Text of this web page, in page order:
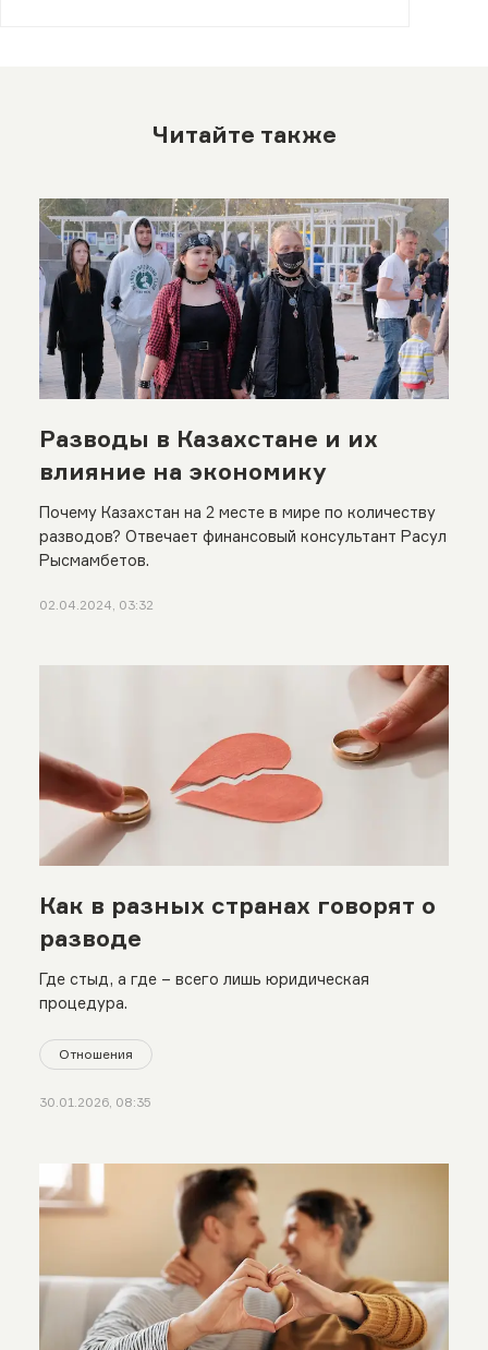
Читайте также
Разводы в Казахстане и их
влияние на экономику
Почему Казахстан на 2 месте в мире по количеству
разводов? Отвечает финансовый консультант Расул
Рысмамбетов.
02.04.2024, 03:32
Как в разных странах говорят о
разводе
Где стыд, а где – всего лишь юридическая
процедура.
Отношения
30.01.2026, 08:35